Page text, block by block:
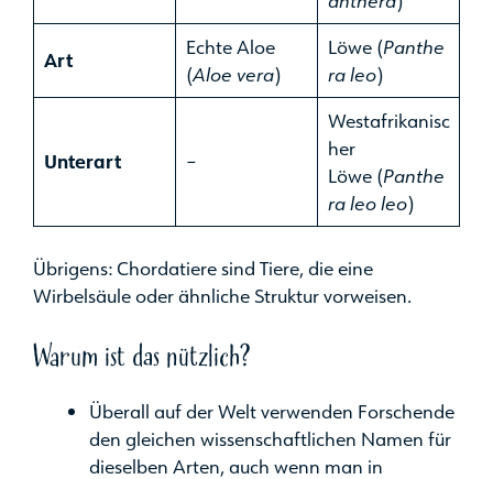
Art
Echte Aloe
(Aloe vera)
Löwe (Panthe
ra leo)
Unterart –
Westafrikanisc
her
Löwe (Panthe
ra leo leo)
Übrigens: Chordatiere sind Tiere, die eine
Wirbelsäule oder ähnliche Struktur vorweisen.
Warum ist das nützlich?
Überall auf der Welt verwenden Forschende
den gleichen wissenschaftlichen Namen für
dieselben Arten, auch wenn man in